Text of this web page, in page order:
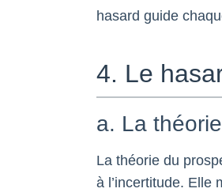
hasard guide
4. Le
a. La
La théorie du
à l’incertitude. Elle